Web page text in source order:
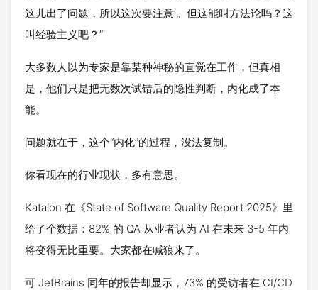
这儿出了问题，所以这次要注意’。但这能叫方法论吗？这
叫经验主义吧？”
大多数人以为专家是靠某种神秘的直觉在工作，但真相
是，他们只是把无数次试错后的隐性判断，内化成了本
能。
问题就在于，这个“内化”的过程，没法复制。
你看现在的行业现状，多有意思。
Katalon 在《State of Software Quality Report 2025》里
给了个数据：82% 的 QA 从业者认为 AI 在未来 3-5 年内
将变得无比重要。大家都在喊狼来了。
可 JetBrains 同年的报告却显示，73% 的受访者在 CI/CD